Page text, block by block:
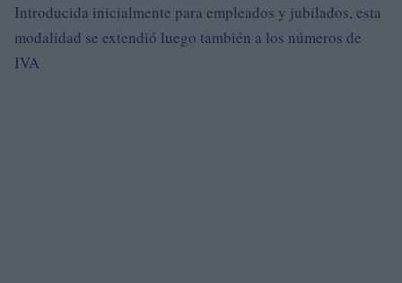
Introducida inicialmente para empleados y jubilados, esta
modalidad se extendió luego también a los números de
IVA